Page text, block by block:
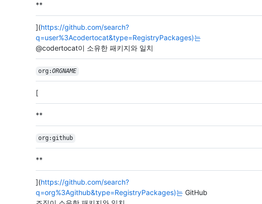
**
](https://github.com/search?
q=user%3Acodertocat&type=RegistryPackages)는
@codertocat이 소유한 패키지와 일치
org:ORGNAME
[
**
org:github
**
](https://github.com/search?
q=org%3Agithub&type=RegistryPackages)는 GitHub